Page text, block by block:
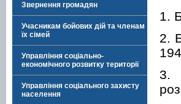
Звернення громадян
Учасникам бойових дій та членам
їх сімей
Управління соціально-
економічного розвитку території
Управління соціального захисту
населення
1.
2.
3.